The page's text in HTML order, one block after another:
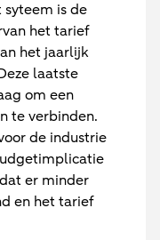
is de
het tarief
het jaarlijk
laatste
om een
te verbinden.
de industrie
er minder
en het tarief